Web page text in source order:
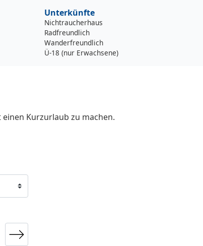
Unterkünfte
Nichtraucherhaus
Radfreundlich
Wanderfreundlich
Ü-18 (nur Erwachsene)
Kurzurlaub zu machen.